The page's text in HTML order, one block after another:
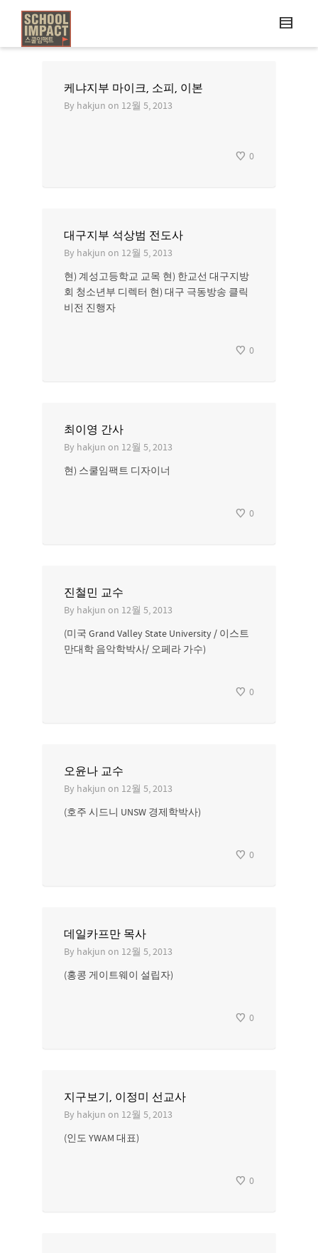
케냐지부 마이크, 소피, 이본
By hakjun on 12월 5, 2013
0
대구지부 석상범 전도사
By hakjun on 12월 5, 2013
현) 계성고등학교 교목 현) 한교선 대구지방
회 청소년부 디렉터 현) 대구 극동방송 클릭
비전 진행자
0
최이영 간사
By hakjun on 12월 5, 2013
현) 스쿨임팩트 디자이너
0
진철민 교수
By hakjun on 12월 5, 2013
(미국 Grand Valley State University / 이스트
만대학 음악학박사/ 오페라 가수)
0
오윤나 교수
By hakjun on 12월 5, 2013
(호주 시드니 UNSW 경제학박사)
0
데일카프만 목사
By hakjun on 12월 5, 2013
(홍콩 게이트웨이 설립자)
0
지구보기, 이정미 선교사
By hakjun on 12월 5, 2013
(인도 YWAM 대표)
0